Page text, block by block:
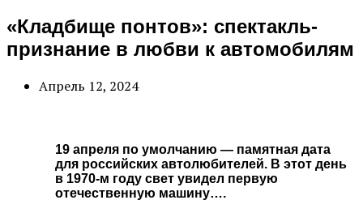
«Кладбище понтов»: спектакль-
признание в любви к автомобилям
Апрель 12, 2024
19 апреля по умолчанию — памятная дата
для российских автолюбителей. В этот день
в 1970-м году свет увидел первую
отечественную машину….